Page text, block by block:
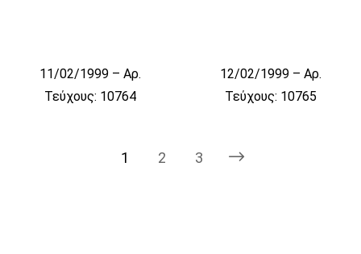
11/02/1999 – Αρ.
Τεύχους: 10764
12/02/1999 – Αρ.
Τεύχους: 10765
1 2 3